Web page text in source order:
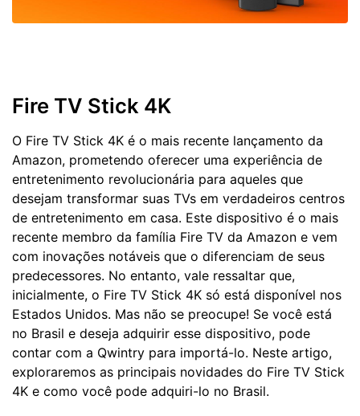
Fire TV Stick 4K
O Fire TV Stick 4K é o mais recente lançamento da
Amazon, prometendo oferecer uma experiência de
entretenimento revolucionária para aqueles que
desejam transformar suas TVs em verdadeiros centros
de entretenimento em casa. Este dispositivo é o mais
recente membro da família Fire TV da Amazon e vem
com inovações notáveis que o diferenciam de seus
predecessores. No entanto, vale ressaltar que,
inicialmente, o Fire TV Stick 4K só está disponível nos
Estados Unidos. Mas não se preocupe! Se você está
no Brasil e deseja adquirir esse dispositivo, pode
contar com a Qwintry para importá-lo. Neste artigo,
exploraremos as principais novidades do Fire TV Stick
4K e como você pode adquiri-lo no Brasil.